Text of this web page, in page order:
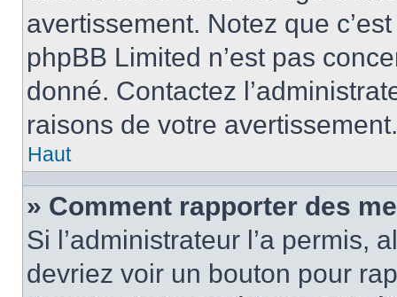
avertissement. Notez que
phpBB Limited n’est pas
donné. Contactez
raisons de votre avertissement.
Haut
» Comment rapporter des
Si l’administrateur l’a permis,
devriez voir un bouton pour